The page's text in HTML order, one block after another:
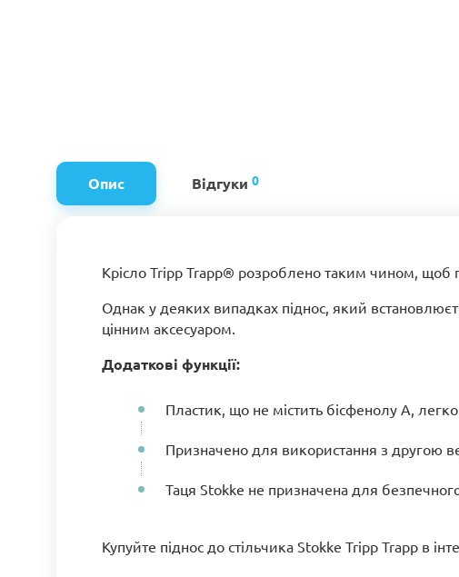
Опис Відгуки 0
Крісло Tripp Trapp® розроблено таким чином, щоб
Однак у деяких випадках піднос, який
цінним аксесуаром.
Додаткові функції:
Пластик, що не містить бісфенолу А,
Призначено для використання з другою
Таця Stokke не призначена для
Купуйте піднос до стільчика Stokke Tripp Trapp в